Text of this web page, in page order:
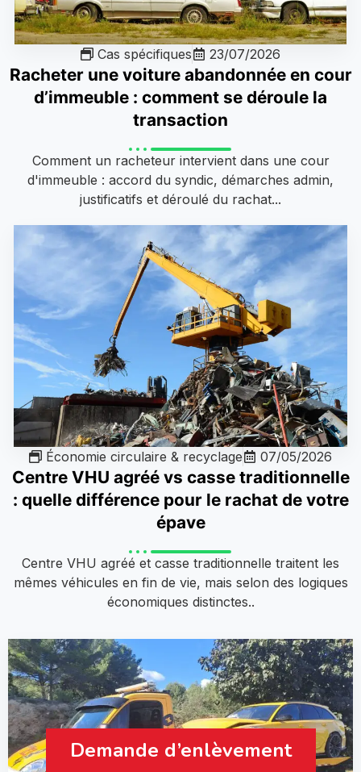
Cas spécifiques 23/07/2026
Racheter une voiture abandonnée en cour
d’immeuble : comment se déroule la
transaction
Comment un racheteur intervient dans une cour
d'immeuble : accord du syndic, démarches admin,
justificatifs et déroulé du rachat...
Économie circulaire & recyclage 07/05/2026
Centre VHU agréé vs casse traditionnelle
: quelle différence pour le rachat de votre
épave
Centre VHU agréé et casse traditionnelle traitent les
mêmes véhicules en fin de vie, mais selon des logiques
économiques distinctes..
Demande d’enlèvement